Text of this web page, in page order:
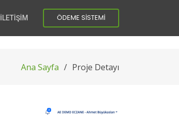
İLETİŞİM ÖDEME SİSTEMİ
Ana Sayfa Proje Detayı